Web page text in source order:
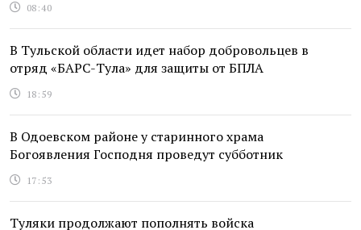
08:40
В Тульской области идет набор добровольцев в
отряд «БАРС-Тула» для защиты от БПЛА
18:59
В Одоевском районе у старинного храма
Богоявления Господня проведут субботник
17:53
Туляки продолжают пополнять войска